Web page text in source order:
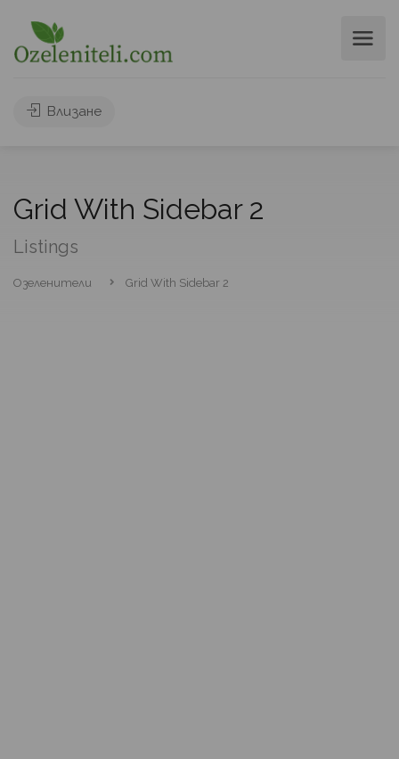
Влизане
Grid With Sidebar 2
Listings
Озеленители Grid With Sidebar 2